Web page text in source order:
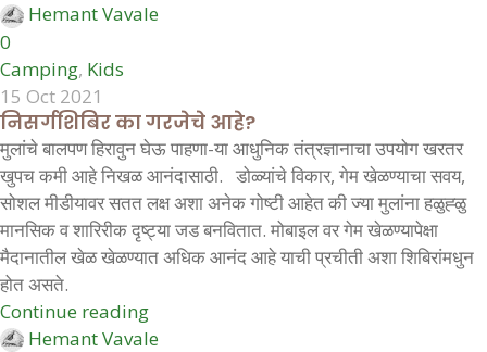
Hemant Vavale
0
Camping, Kids
15 Oct 2021
निसर्गशिबिर का गरजेचे आहे?
मुलांचे बालपण हिरावुन घेऊ पाहणा-या आधुनिक तंत्रज्ञानाचा उपयोग खरतर
खुपच कमी आहे निखळ आनंदासाठी. डोळ्यांचे विकार, गेम खेळण्याचा सवय,
सोशल मीडीयावर सतत लक्ष अशा अनेक गोष्टी आहेत की ज्या मुलांना हळुह्ळु
मानसिक व शारिरीक दृष्ट्या जड बनवितात. मोबाइल वर गेम खेळण्यापेक्षा
मैदानातील खेळ खेळण्यात अधिक आनंद आहे याची प्रचीती अशा शिबिरांमधुन
होत असते.
Continue reading
Hemant Vavale